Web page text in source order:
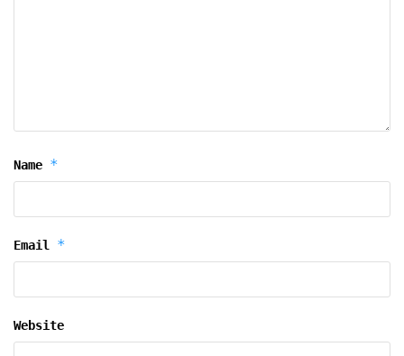
Name *
Email *
Website